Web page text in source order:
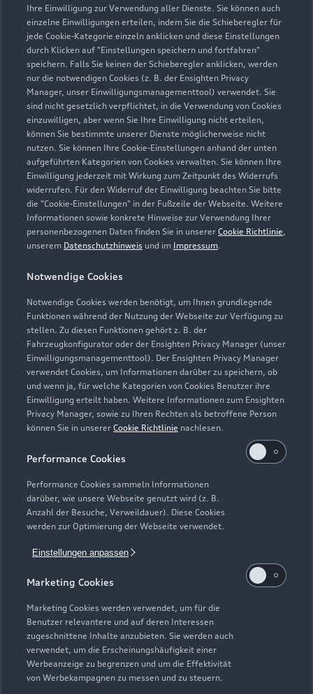
Ihre Einwilligung zur Verwendung aller Dienste. Sie können auch
einzelne Einwilligungen erteilen, indem Sie die Schieberegler für
jede Cookie-Kategorie einzeln anklicken und diese Einstellungen
durch Klicken auf "Einstellungen speichern und fortfahren"
speichern. Falls Sie keinen der Schieberegler anklicken, werden
nur die notwendigen Cookies (z. B. der Ensighten Privacy
Manager, unser Einwilligungsmanagementtool) verwendet. Sie
sind nicht gesetzlich verpflichtet, in die Verwendung von Cookies
einzuwilligen, aber wenn Sie Ihre Einwilligung nicht erteilen,
können Sie bestimmte unserer Dienste möglicherweise nicht
nutzen. Sie können Ihre Cookie-Einstellungen anhand der unten
aufgeführten Kategorien von Cookies verwalten. Sie können Ihre
Einwilligung jederzeit mit Wirkung zum Zeitpunkt des Widerrufs
widerrufen. Für den Widerruf der Einwilligung beachten Sie bitte
die "Cookie-Einstellungen" in der Fußzeile der Webseite. Weitere
Informationen sowie konkrete Hinweise zur Verwendung Ihrer
personenbezogenen Daten finden Sie in unserer Cookie Richtlinie,
unserem Datenschutzhinweis und im Impressum.
Notwendige Cookies
Notwendige Cookies werden benötigt, um Ihnen grundlegende
Funktionen während der Nutzung der Webseite zur Verfügung zu
stellen. Zu diesen Funktionen gehört z. B. der
Fahrzeugkonfigurator oder der Ensighten Privacy Manager (unser
Einwilligungsmanagementtool). Der Ensighten Privacy Manager
verwendet Cookies, um Informationen darüber zu speichern, ob
und wenn ja, für welche Kategorien von Cookies Benutzer ihre
Einwilligung erteilt haben. Weitere Informationen zum Ensighten
Privacy Manager, sowie zu Ihren Rechten als betroffene Person
können Sie in unserer Cookie Richtlinie nachlesen.
Performance Cookies
Performance Cookies sammeln Informationen
darüber, wie unsere Webseite genutzt wird (z. B.
Anzahl der Besuche, Verweildauer). Diese Cookies
werden zur Optimierung der Webseite verwendet.
Einstellungen anpassen
Marketing Cookies
Marketing Cookies werden verwendet, um für die
Benutzer relevantere und auf deren Interessen
zugeschnittene Inhalte anzubieten. Sie werden auch
verwendet, um die Erscheinungshäufigkeit einer
Werbeanzeige zu begrenzen und um die Effektivität
von Werbekampagnen zu messen und zu steuern.
Zur Reparatur
Zur Inspektion
Zurück nach oben
Modelle
Elektromodelle
Plug-in-Hybride
Neuwagensuche
Gebrauchtwagensuche
Geschäftskunden
Service & Zubehör
Saisonale Angebote
Audi Services
Garantie
Audi digital services
myAudi
Support
Audi Code
Häufige Fragen (FAQ)
Audi Online Beratung
Über Audi
Unternehmen
Karriere
Investor Relations
© 2026 AUDI AG. Alle Rechte vorbehalten